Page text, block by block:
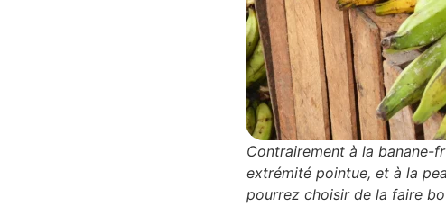
Contrairement à la banane-
extrémité pointue, et à la
pourrez choisir de la faire